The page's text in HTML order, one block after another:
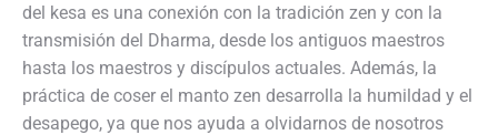
del kesa es una conexión con la tradición zen y con la
transmisión del Dharma, desde los antiguos maestros
hasta los maestros y discípulos actuales. Además, la
práctica de coser el manto zen desarrolla la humildad y el
desapego, ya que nos ayuda a olvidarnos de nosotros